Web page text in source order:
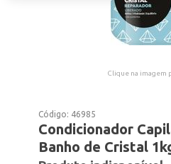
Clique na imagem
Código: 46985
Condicionador
Banho de Cristal